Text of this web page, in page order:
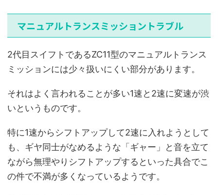
マニュアルトランスミッショントラブル
2代目スイフトであるZC11型のマニュアルトランス
ミッションには少々扱いにくい部分があります。
それはよく言われることが多い1速と2速に変速が渋
いというものです。
特に1速からシフトアップして2速に入れようとして
も、ギヤ同士がなめるような「ギャー」と音を立て
ながら無理やりシフトアップするといった具合でこ
の件で不満が多くなっているようです。